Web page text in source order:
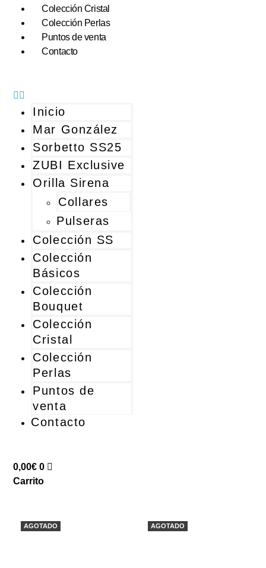
Colección Cristal
Colección Perlas
Puntos de venta
Contacto
Inicio
Mar González
Sorbetto SS25
ZUBI Exclusive
Orilla Sirena
Collares
Pulseras
Colección SS
Colección
Básicos
Colección
Bouquet
Colección
Cristal
Colección
Perlas
Puntos de
venta
Contacto
0,00€ 0
Carrito
AGOTADO AGOTADO